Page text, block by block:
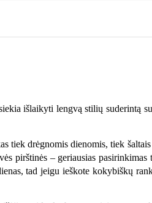
išlaikyti lengvą stilių suderintą
tiek drėgnomis dienomis, tiek
pirštinės – geriausias
tad jeigu ieškote kokybiškų